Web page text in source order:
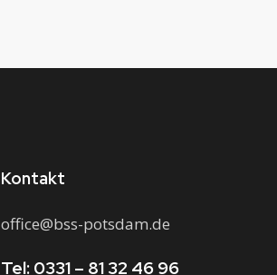
Kontakt
office@bss-potsdam.de
Tel: 0331 – 81 32 46 96